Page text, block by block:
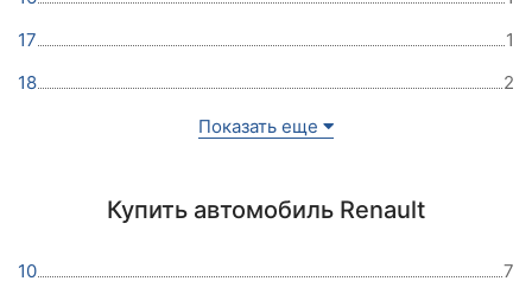
17
1
18
2
Показать еще
Купить автомобиль Renault
10
7